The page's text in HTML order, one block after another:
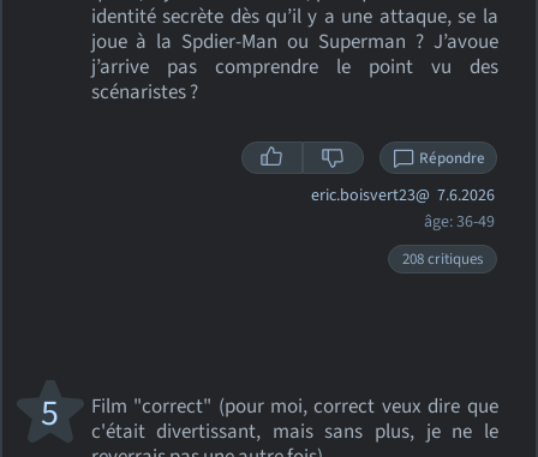
identité secrète dès qu’il y a une attaque, se la
joue à la Spdier-Man ou Superman ? J’avoue
j’arrive pas comprendre le point vu des
scénaristes ?
Répondre
eric.boisvert23@ 7.6.2026
âge: 36-49
208 critiques
Film "correct" (pour moi, correct veux dire que
c'était divertissant, mais sans plus, je ne le
5